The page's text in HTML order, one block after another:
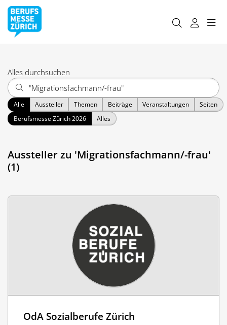
Alles durchsuchen
Alle Aussteller Themen Beiträge Veranstaltungen
Seiten
Berufsmesse Zürich 2026
Alles
Aussteller zu 'Migrationsfachmann/-frau'
(1)
OdA Sozialberufe Zürich